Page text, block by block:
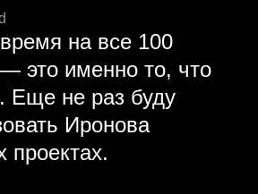
на все 100
это именно то, что
Еще не раз буду
Иронова
проектах.